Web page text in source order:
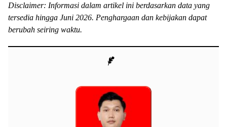
Disclaimer: Informasi dalam artikel ini berdasarkan data yang
tersedia hingga Juni 2026. Penghargaan dan kebijakan dapat
berubah seiring waktu.